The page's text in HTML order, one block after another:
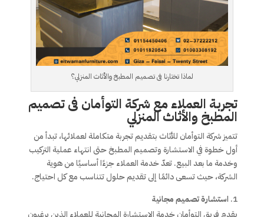
لماذا تختارنا فى تصميم المطبخ والأثاث المنزلي؟
تجربة العملاء مع شركة التوأمان فى تصميم
المطبخ والأثاث المنزلي
تتميز شركة التوأمان للأثاث بتقديم تجربة متكاملة لعملائها، تبدأ من
أول خطوة في الاستشارة وتصميم المطبخ حتى انتهاء عملية التركيب
وخدمة ما بعد البيع. تعدّ خدمة العملاء جزءًا أساسيًا من هوية
الشركة، حيث تسعى دائمًا إلى تقديم حلول تتناسب مع كل احتياج.
استشارة تصميم مجانية
يقدم فريق التوأمان خدمة الاستشارة المجانية للعملاء الذين يرغبون